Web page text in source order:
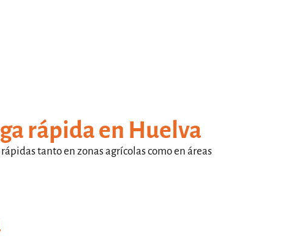
rápida en Huelva
tanto en zonas agrícolas como en áreas